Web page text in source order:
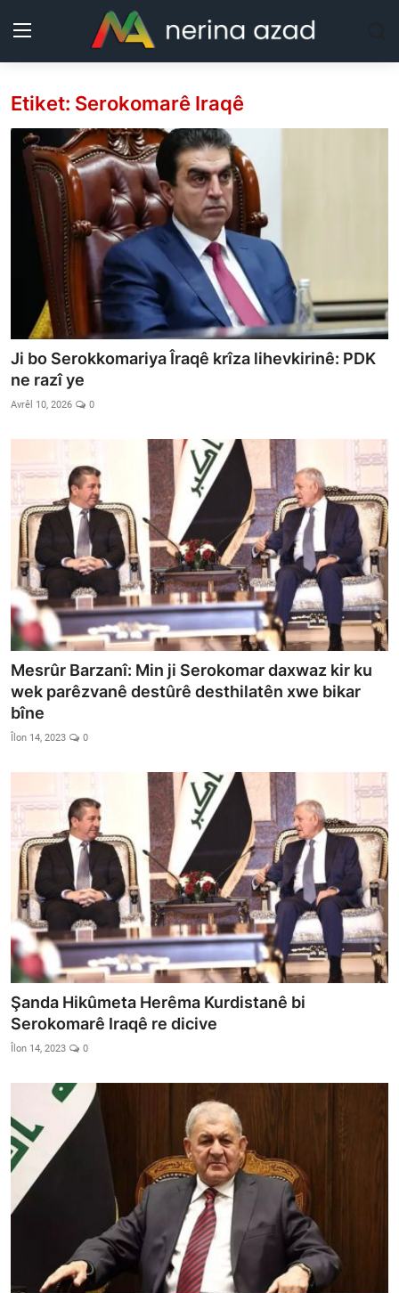
Kurdistan
Herêm
Jîyan
Rojev
Lêkolîn
Nerin
Wêne
Vidyo
Arşiv
Têkilî
Türkçe Kurdi
Etiket: Serokomarê Iraqê
Ji bo Serokkomariya Îraqê krîza lihevkirinê: PDK
ne razî ye
Avrêl 10, 2026 0
Mesrûr Barzanî: Min ji Serokomar daxwaz kir ku
wek parêzvanê destûrê desthilatên xwe bikar
bîne
Îlon 14, 2023 0
Şanda Hikûmeta Herêma Kurdistanê bi
Serokomarê Iraqê re dicive
Îlon 14, 2023 0